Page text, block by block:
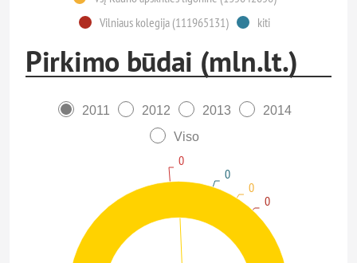
Vilniaus kolegija (111965131)
kiti
Pirkimo būdai (mln.lt.)
2011 2012 2013
2014
Viso
0
0
0
0